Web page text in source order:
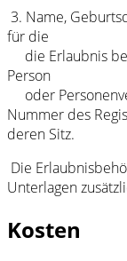
3. Name,
für die
die Erlaubnis
Person
oder
Nummer des
deren Sitz.
Die
Unterlagen
Kosten